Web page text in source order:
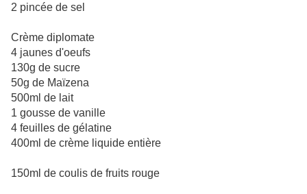
2 pincée de sel
Crème diplomate
4 jaunes d'oeufs
130g de sucre
50g de Maïzena
500ml de lait
1 gousse de vanille
4 feuilles de gélatine
400ml de crème liquide entière
150ml de coulis de fruits rouge